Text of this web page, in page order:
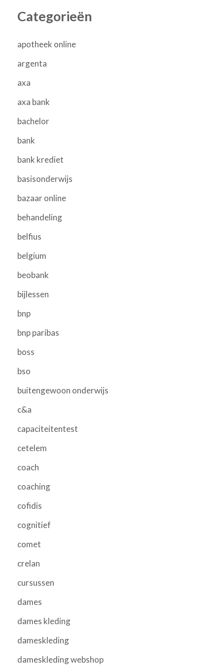
Categorieën
apotheek online
argenta
axa
axa bank
bachelor
bank
bank krediet
basisonderwijs
bazaar online
behandeling
belfius
belgium
beobank
bijlessen
bnp
bnp paribas
boss
bso
buitengewoon onderwijs
c&a
capaciteitentest
cetelem
coach
coaching
cofidis
cognitief
comet
crelan
cursussen
dames
dames kleding
dameskleding
dameskleding webshop